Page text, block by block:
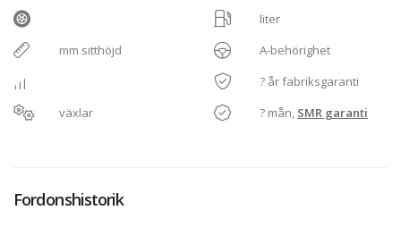
mm sitthöjd
växlar
liter
A-behörighet
? år fabriksgaranti
? mån, SMR garanti
Fordonshistorik